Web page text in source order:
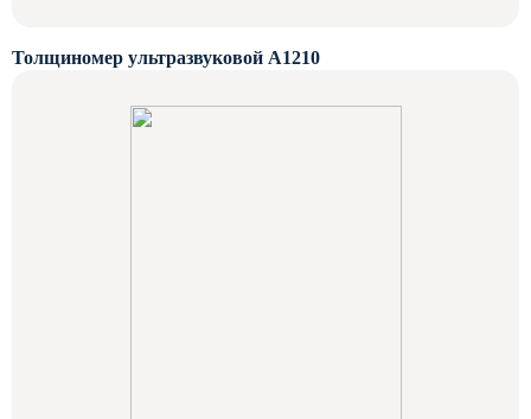
Толщиномер ультразвуковой А1210